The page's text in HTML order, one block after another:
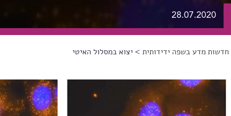
28.07.2020
חדשות מדע בשפה ידידותית > יצוא במסלול האיטי